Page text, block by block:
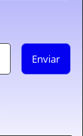
Enviar